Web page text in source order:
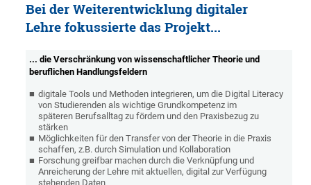
Bei der Weiterentwicklung digitaler
Lehre fokussierte das Projekt...
... die Verschränkung von wissenschaftlicher Theorie und
beruflichen Handlungsfeldern
digitale Tools und Methoden integrieren, um die Digital Literacy
von Studierenden als wichtige Grundkompetenz im
späteren Berufsalltag zu fördern und den Praxisbezug zu
stärken
Möglichkeiten für den Transfer von der Theorie in die Praxis
schaffen, z.B. durch Simulation und Kollaboration
Forschung greifbar machen durch die Verknüpfung und
Anreicherung der Lehre mit aktuellen, digital zur Verfügung
stehenden Daten